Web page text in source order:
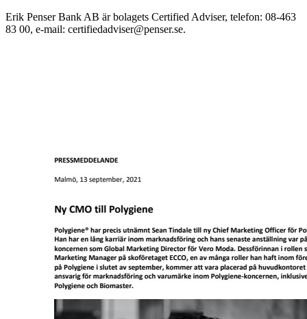
Erik Penser Bank AB är bolagets Certified Adviser, telefon: 08-463
83 00, e-mail: certifiedadviser@penser.se.